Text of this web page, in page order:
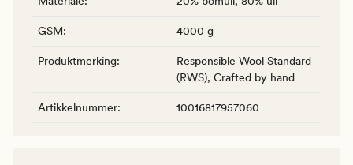
GSM: 4000 g
Produktmerking:
Responsible Wool Standard
(RWS), Crafted by hand
Artikkelnummer: 10016817957060